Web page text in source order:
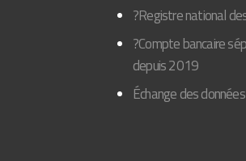
?Registre national
?Compte bancaire
depuis 2019
Échange des